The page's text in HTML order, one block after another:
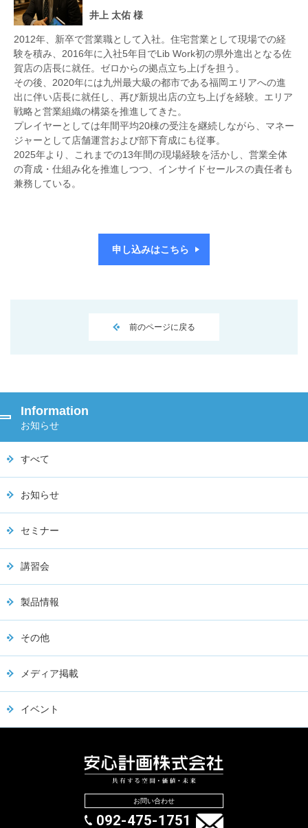
井上 太佑 様
2012年、新卒で営業職として入社。住宅営業として現場での経
験を積み、2016年に入社5年目でLib Work初の県外進出となる佐
賀店の店長に就任。ゼロからの拠点立ち上げを担う。
その後、2020年には九州最大級の都市である福岡エリアへの進
出に伴い店長に就任し、再び新規出店の立ち上げを経験。エリア
戦略と営業組織の構築を推進してきた。
プレイヤーとしては年間平均20棟の受注を継続しながら、マネー
ジャーとして店舗運営および部下育成にも従事。
2025年より、これまでの13年間の現場経験を活かし、営業全体
の育成・仕組み化を推進しつつ、インサイドセールスの責任者も
兼務している。
申し込みはこちら
前のページに戻る
Information
お知らせ
すべて
お知らせ
セミナー
講習会
製品情報
その他
メディア掲載
イベント
お問い合わせ
092-475-1751